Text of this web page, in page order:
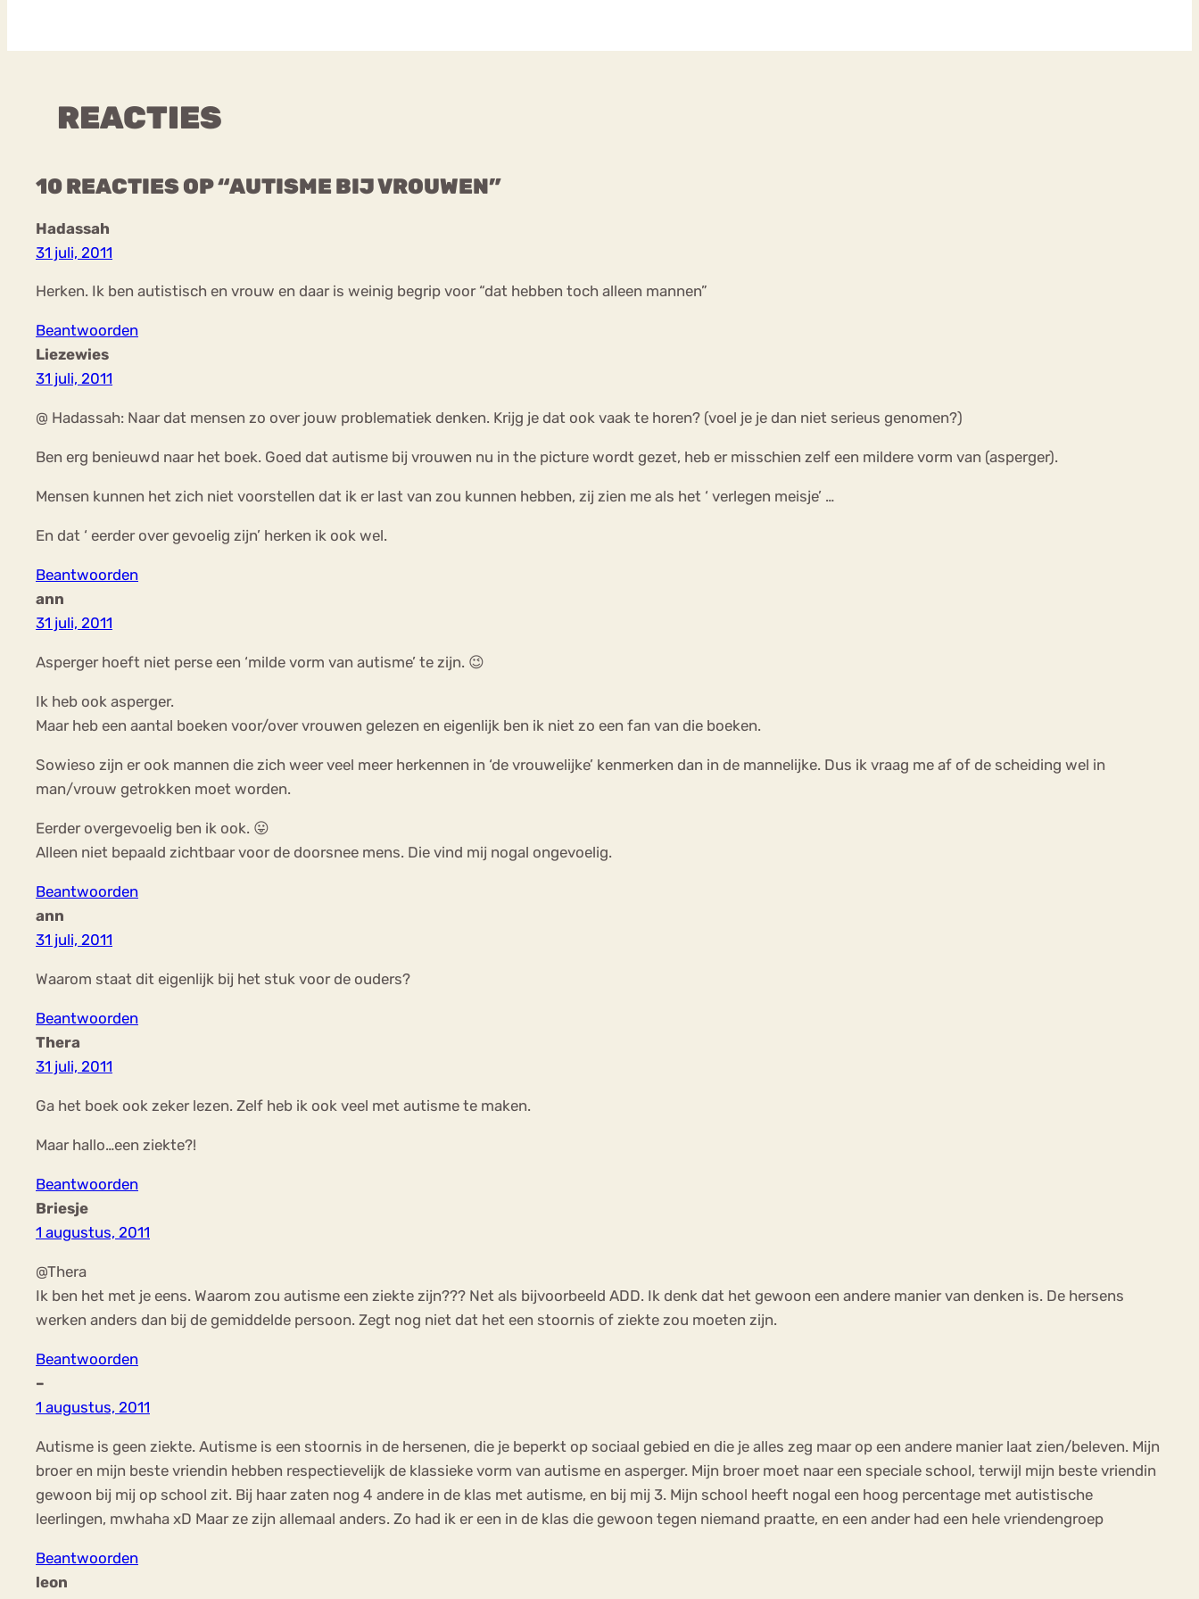
REACTIES
10 REACTIES OP “AUTISME BIJ VROUWEN”
Hadassah
31 juli, 2011
Herken. Ik ben autistisch en vrouw en daar is weinig begrip voor “dat hebben toch alleen mannen”
Beantwoorden
Liezewies
31 juli, 2011
@ Hadassah: Naar dat mensen zo over jouw problematiek denken. Krijg je dat ook vaak te horen? (voel je je dan niet serieus genomen?)
Ben erg benieuwd naar het boek. Goed dat autisme bij vrouwen nu in the picture wordt gezet, heb er misschien zelf een mildere vorm van (asperger).
Mensen kunnen het zich niet voorstellen dat ik er last van zou kunnen hebben, zij zien me als het ‘ verlegen meisje’ …
En dat ‘ eerder over gevoelig zijn’ herken ik ook wel.
Beantwoorden
ann
31 juli, 2011
Asperger hoeft niet perse een ‘milde vorm van autisme’ te zijn. 😉
Ik heb ook asperger.
Maar heb een aantal boeken voor/over vrouwen gelezen en eigenlijk ben ik niet zo een fan van die boeken.
Sowieso zijn er ook mannen die zich weer veel meer herkennen in ‘de vrouwelijke’ kenmerken dan in de mannelijke. Dus ik vraag me af of de scheiding wel in
man/vrouw getrokken moet worden.
Eerder overgevoelig ben ik ook. 😛
Alleen niet bepaald zichtbaar voor de doorsnee mens. Die vind mij nogal ongevoelig.
Beantwoorden
ann
31 juli, 2011
Waarom staat dit eigenlijk bij het stuk voor de ouders?
Beantwoorden
Thera
31 juli, 2011
Ga het boek ook zeker lezen. Zelf heb ik ook veel met autisme te maken.
Maar hallo…een ziekte?!
Beantwoorden
Briesje
1 augustus, 2011
@Thera
Ik ben het met je eens. Waarom zou autisme een ziekte zijn??? Net als bijvoorbeeld ADD. Ik denk dat het gewoon een andere manier van denken is. De hersens
werken anders dan bij de gemiddelde persoon. Zegt nog niet dat het een stoornis of ziekte zou moeten zijn.
Beantwoorden
–
1 augustus, 2011
Autisme is geen ziekte. Autisme is een stoornis in de hersenen, die je beperkt op sociaal gebied en die je alles zeg maar op een andere manier laat zien/beleven. Mijn
broer en mijn beste vriendin hebben respectievelijk de klassieke vorm van autisme en asperger. Mijn broer moet naar een speciale school, terwijl mijn beste vriendin
gewoon bij mij op school zit. Bij haar zaten nog 4 andere in de klas met autisme, en bij mij 3. Mijn school heeft nogal een hoog percentage met autistische
leerlingen, mwhaha xD Maar ze zijn allemaal anders. Zo had ik er een in de klas die gewoon tegen niemand praatte, en een ander had een hele vriendengroep
Beantwoorden
leon